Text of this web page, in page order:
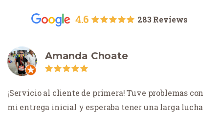
4.6 283 Reviews
Amanda Choate
¡Servicio al cliente de primera! Tuve problemas con
mi entrega inicial y esperaba tener una larga lucha